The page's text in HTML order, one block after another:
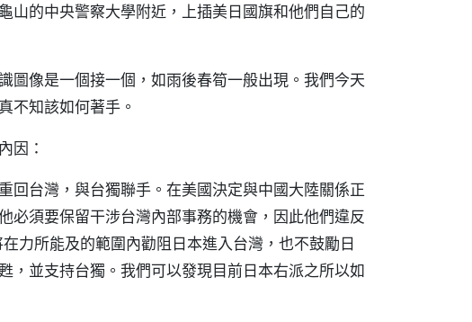
山的中央警察大學附近，上插美日國旗和他們自己的
圖像是一個接一個，如雨後春筍一般出現。我們今天
不知該如何著手。
因：
回台灣，與台獨聯手。在美國決定與中國大陸關係正
必須要保留干涉台灣內部事務的機會，因此他們違反
力所能及的範圍內勸阻日本進入台灣，也不鼓勵日
，並支持台獨。我們可以發現目前日本右派之所以如